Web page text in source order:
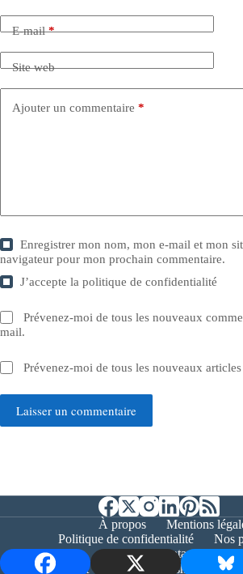
E-mail*
Site web
Ajouter un commentaire *
Enregistrer mon nom, mon e-mail et mon
navigateur pour mon prochain commentaire.
J’accepte lapolitique de confidentialité
Prévenez-moi de tous les nouveaux
mail.
Prévenez-moi de tous les nouveaux
Laisser un commentaire
À propos
Mentions
Politique de confidentialité
Nos
Contact
Copyright © 2026 - Bernieshoot.fr